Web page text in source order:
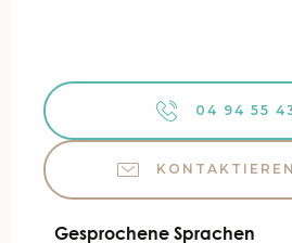
04 94 55
Gesprochene Sprachen
Gesprochene Sprachen